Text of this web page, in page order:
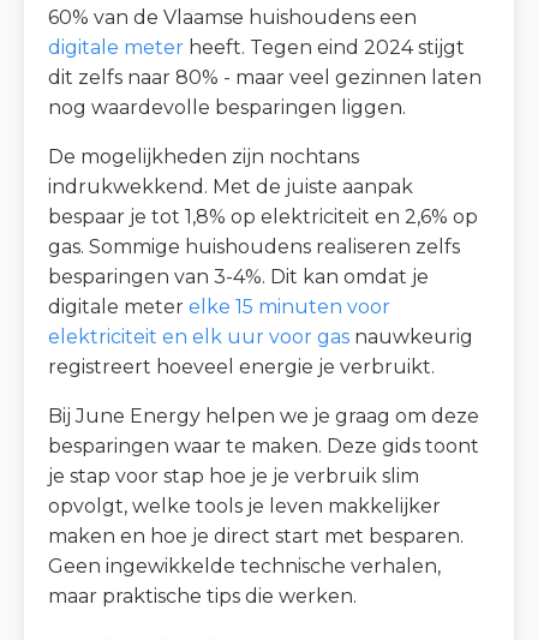
60% van de Vlaamse huishoudens een
digitale meter heeft. Tegen eind 2024 stijgt
dit zelfs naar 80% - maar veel gezinnen laten
nog waardevolle besparingen liggen.
De mogelijkheden zijn nochtans
indrukwekkend. Met de juiste aanpak
bespaar je tot 1,8% op elektriciteit en 2,6% op
gas. Sommige huishoudens realiseren zelfs
besparingen van 3-4%. Dit kan omdat je
digitale meter elke 15 minuten voor
elektriciteit en elk uur voor gas nauwkeurig
registreert hoeveel energie je verbruikt.
Bij June Energy helpen we je graag om deze
besparingen waar te maken. Deze gids toont
je stap voor stap hoe je je verbruik slim
opvolgt, welke tools je leven makkelijker
maken en hoe je direct start met besparen.
Geen ingewikkelde technische verhalen,
maar praktische tips die werken.